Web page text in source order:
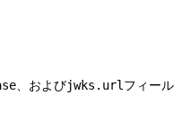
、およびjwks.url フィール